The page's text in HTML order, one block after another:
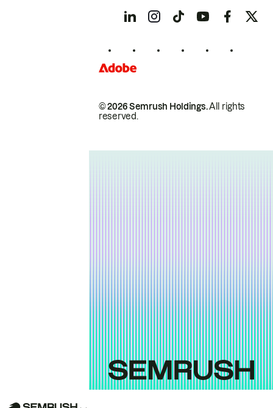
© 2026 Semrush Holdings.All rights
reserved.